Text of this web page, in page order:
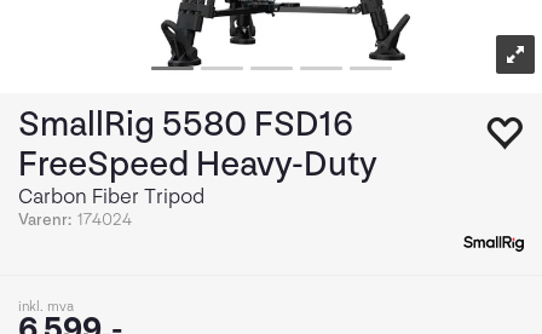
SmallRig 5580 FSD16
FreeSpeed Heavy-Duty
Carbon Fiber Tripod
Varenr: 174024
inkl. mva